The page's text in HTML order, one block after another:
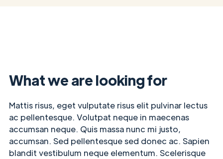
What we are looking for
Mattis risus, eget vulputate risus elit pulvinar lectus
ac pellentesque. Volutpat neque in maecenas
accumsan neque. Quis massa nunc mi justo,
accumsan. Sed pellentesque sed donec ac. Sapien
blandit vestibulum neque elementum. Scelerisque